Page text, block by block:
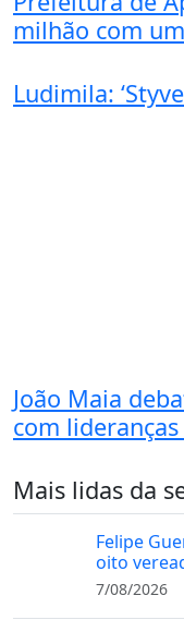
milhão com
Ludimila:
João Maia
com
Mais lidas da
Felipe
oito
7/08/2026